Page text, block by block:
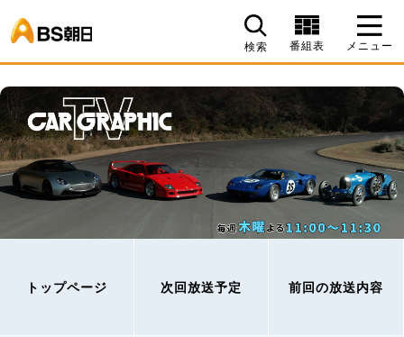
検索 番組表 メニュー
トップページ 次回放送予定 前回の放送内容